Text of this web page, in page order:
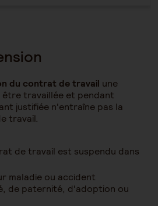
du contrat de travail une
travaillée et pendant
justifiée n'entraîne pas la
travail.
de travail est suspendu dans
maladie ou accident
de paternité, d'adoption ou